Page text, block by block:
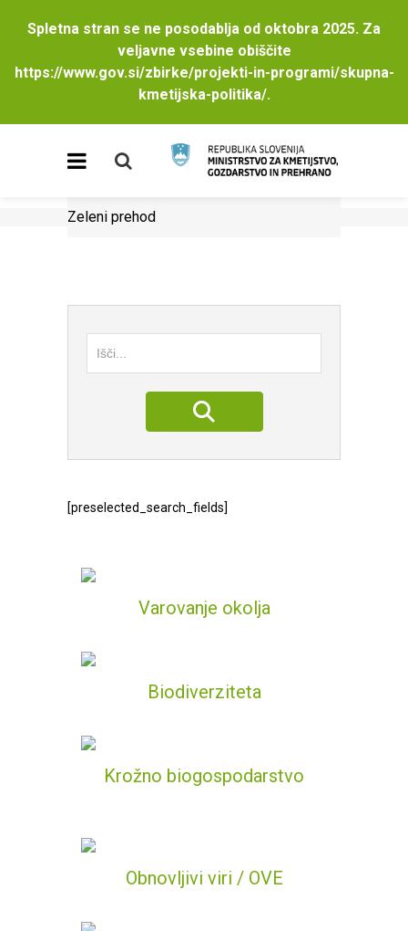
Spletna stran se ne posodablja od oktobra 2025. Za
veljavne vsebine obiščite
https://www.gov.si/zbirke/projekti-in-programi/skupna-
kmetijska-politika/.
Zeleni prehod
[preselected_search_fields]
Varovanje okolja
Biodiverziteta
Krožno biogospodarstvo
Obnovljivi viri / OVE